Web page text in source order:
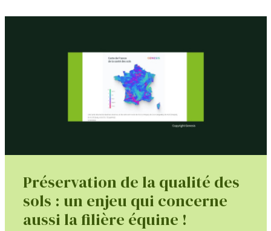
Préservation de la qualité des
sols : un enjeu qui concerne
aussi la filière équine !